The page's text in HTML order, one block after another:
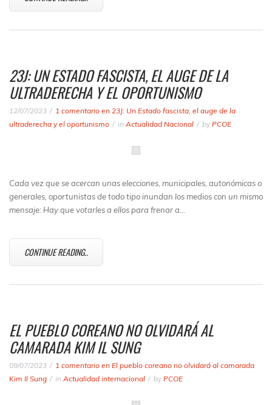
23J: UN ESTADO FASCISTA, EL AUGE DE LA
ULTRADERECHA Y EL OPORTUNISMO
12/07/2023 1 comentario en 23J: Un Estado fascista, el auge de la
ultraderecha y el oportunismo
in Actualidad Nacional by PCOE
Cada vez que se acercan unas elecciones, municipales, autonómicas o
generales, oportunistas de todo tipo inundan los medios con un mismo
mensaje: Hay que votarles a ellos para frenar a…
CONTINUE READING..
EL PUEBLO COREANO NO OLVIDARÁ AL
CAMARADA KIM IL SUNG
09/07/2023 1 comentario en El pueblo coreano no olvidará al camarada
Kim Il Sung
in Actualidad internacional by PCOE